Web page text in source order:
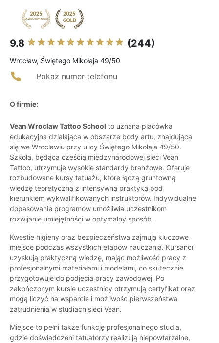
9.8 (244)
Wrocław, Świętego Mikołaja 49/50
Pokaż numer telefonu
O firmie:
Vean Wroclaw Tattoo School to uznana placówka
edukacyjna działająca w obszarze body artu, znajdująca
się we Wrocławiu przy ulicy Świętego Mikołaja 49/50.
Szkoła, będąca częścią międzynarodowej sieci Vean
Tattoo, utrzymuje wysokie standardy branżowe. Oferuje
rozbudowane kursy tatuażu, które łączą gruntowną
wiedzę teoretyczną z intensywną praktyką pod
kierunkiem wykwalifikowanych instruktorów. Indywidualne
dopasowanie programów umożliwia uczestnikom
rozwijanie umiejętności w optymalny sposób.
Kwestie higieny oraz bezpieczeństwa zajmują kluczowe
miejsce podczas wszystkich etapów nauczania. Kursanci
uzyskują praktyczną wiedzę, mając możliwość pracy z
profesjonalnymi materiałami i modelami, co skutecznie
przygotowuje do podjęcia pracy zawodowej. Po
zakończonym kursie uczestnicy otrzymują certyfikat oraz
mogą liczyć na wsparcie i możliwość pierwszeństwa
zatrudnienia w studiach sieci Vean.
Miejsce to pełni także funkcję profesjonalnego studia,
gdzie doświadczeni tatuatorzy realizują niepowtarzalne,